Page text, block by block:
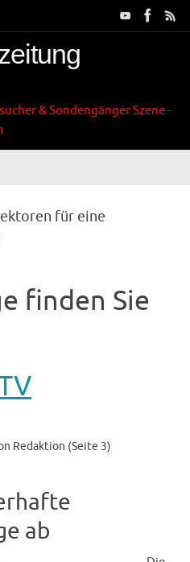
& Sondengänger Szene -
für eine
finden Sie
Redaktion (Seite 3)
ab